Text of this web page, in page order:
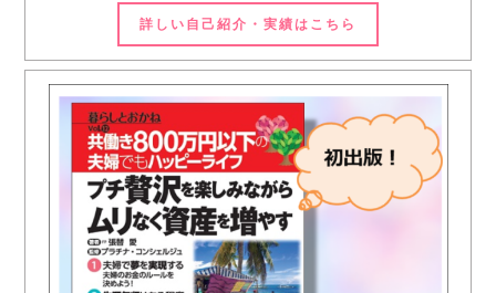
詳しい自己紹介・実績はこちら